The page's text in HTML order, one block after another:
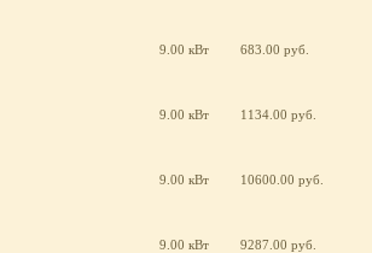
9.00 кВт 683.00 руб.
9.00 кВт 1134.00 руб.
9.00 кВт 10600.00 руб.
9.00 кВт 9287.00 руб.